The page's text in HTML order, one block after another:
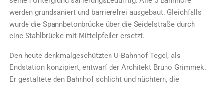
werden grundsaniert und barrierefrei ausgebaut. Gleichfalls
wurde die Spannbetonbrücke über die Seidelstraße durch
eine Stahlbrücke mit Mittelpfeiler ersetzt.
Den heute denkmalgeschützten U-Bahnhof Tegel, als
Endstation konzipiert, entwarf der Architekt Bruno Grimmek.
Er gestaltete den Bahnhof schlicht und nüchtern, die